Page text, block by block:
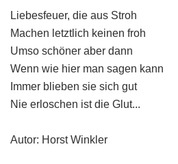
Liebesfeuer, die aus Stroh
Machen letztlich keinen froh
Umso schöner aber dann
Wenn wie hier man sagen kann
Immer blieben sie sich gut
Nie erloschen ist die Glut...
Autor: Horst Winkler